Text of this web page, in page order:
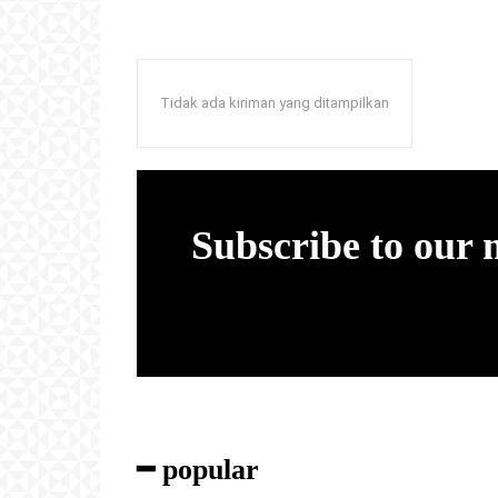
Tidak ada kiriman yang ditampilkan
Subscribe to our
━ popular